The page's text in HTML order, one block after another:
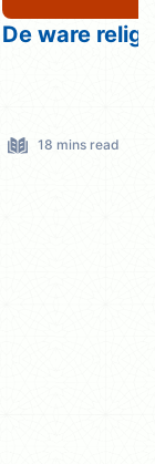
De ware
18 mins read